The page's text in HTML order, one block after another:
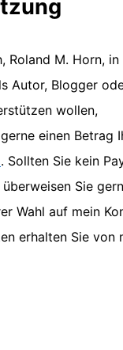
Roland M. Horn, in
Autor, Blogger
wollen,
einen Betrag
. Sollten Sie kein
Sie
Wahl auf mein
erhalten Sie von